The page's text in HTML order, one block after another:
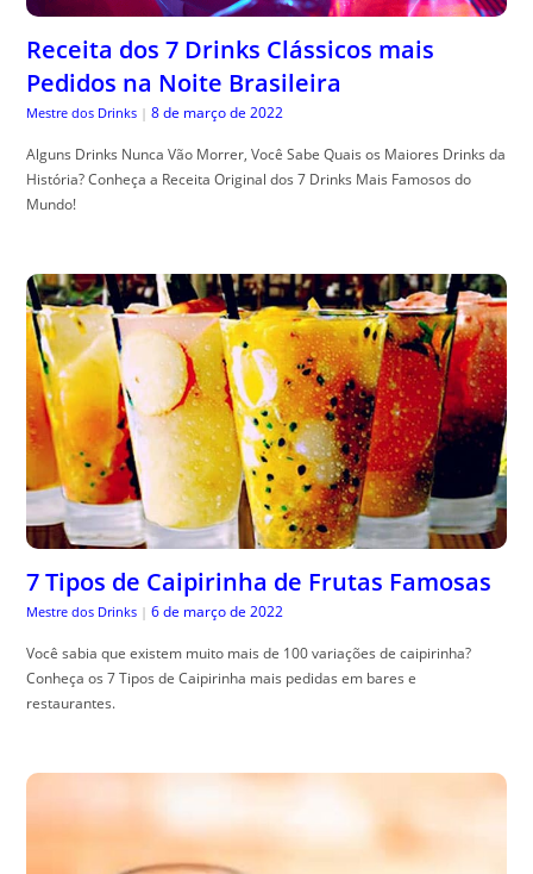
Receita dos 7 Drinks Clássicos mais
Pedidos na Noite Brasileira
Mestre dos Drinks | 8 de março de 2022
Alguns Drinks Nunca Vão Morrer, Você Sabe Quais os Maiores Drinks da
História? Conheça a Receita Original dos 7 Drinks Mais Famosos do
Mundo!
7 Tipos de Caipirinha de Frutas Famosas
Mestre dos Drinks | 6 de março de 2022
Você sabia que existem muito mais de 100 variações de caipirinha?
Conheça os 7 Tipos de Caipirinha mais pedidas em bares e
restaurantes.